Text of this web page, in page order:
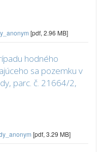
[pdf, 2.96 MB]
hodného
sa pozemku v
parc. č. 21664/2,
[pdf, 3.29 MB]